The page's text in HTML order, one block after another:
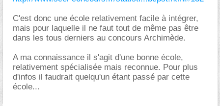
C'est donc une école relativement facile à intégrer,
mais pour laquelle il ne faut tout de même pas être
dans les tous derniers au concours Archimède.
A ma connaissance il s'agit d'une bonne école,
relativement spécialisée mais reconnue. Pour plus
d'infos il faudrait quelqu'un étant passé par cette
école...